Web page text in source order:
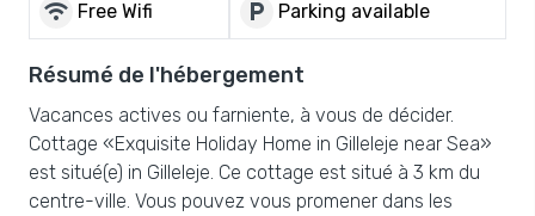
wifi Free Wifi local_parking Parking available
Résumé de l'hébergement
Vacances actives ou farniente, à vous de décider.
Cottage «Exquisite Holiday Home in Gilleleje near Sea»
est situé(e) in Gilleleje. Ce cottage est situé à 3 km du
centre-ville. Vous pouvez vous promener dans les